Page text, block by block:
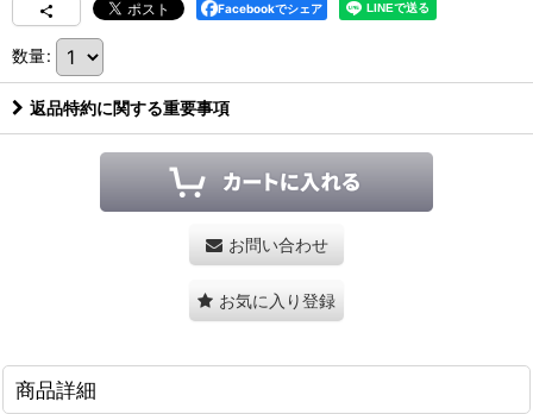
Facebookでシェア
数量:
返品特約に関する重要事項
お問い合わせ
お気に入り登録
商品詳細